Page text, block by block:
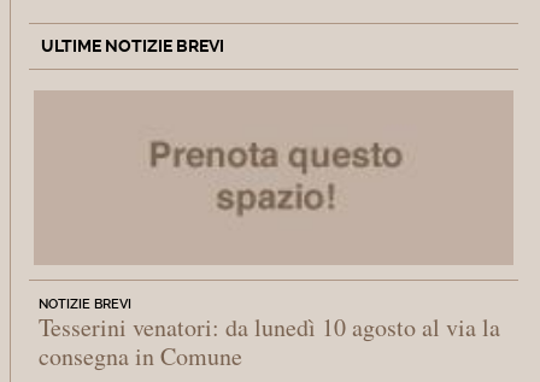
ULTIME NOTIZIE BREVI
NOTIZIE BREVI
Tesserini venatori: da lunedì 10 agosto al via la
consegna in Comune